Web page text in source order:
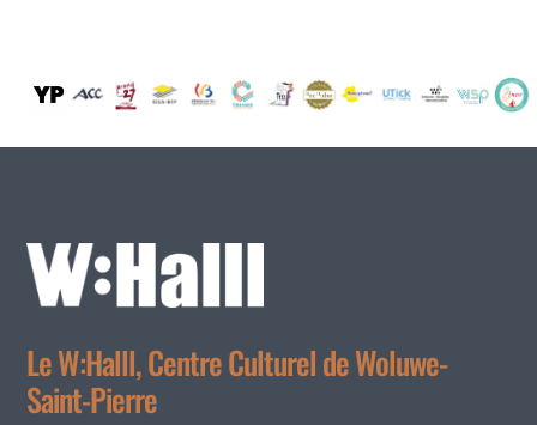
Le W:Halll, Centre Culturel de Woluwe-
Saint-Pierre